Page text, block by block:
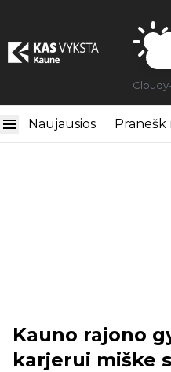
Naujausios Pranešk
Kauno rajono
karjerui miške